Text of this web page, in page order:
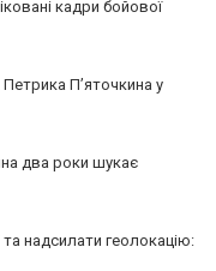
кадри бойової
П’яточкина у
два роки шукає
надсилати геолокацію: